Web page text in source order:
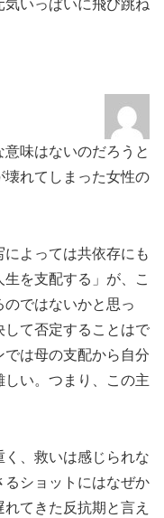
気いっぱいに飛び跳ね
味はないのだろうと
れてしまった女性の
よっては共依存にも
を支配する」が、こ
ではないかと思っ
て否定することはで
は母の支配から自分
い。つまり、この主
、救いは感じられな
ショットにはなぜか
てきた反抗期と言え